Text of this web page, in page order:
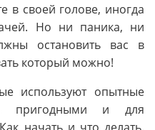
в своей голове, иногда
Но ни паника, ни
остановить вас в
который можно!
используют опытные
пригодными и для